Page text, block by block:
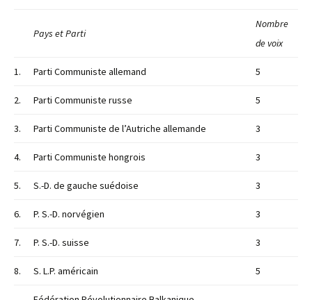
Pays et Parti
Nombre
de voix
1. Parti Communiste allemand 5
2. Parti Communiste russe 5
3. Parti Communiste de l’Autriche allemande 3
4. Parti Communiste hongrois 3
5. S.-D. de gauche suédoise 3
6. P. S.-D. norvégien 3
7. P. S.-D. suisse 3
8. S. L.P. américain 5